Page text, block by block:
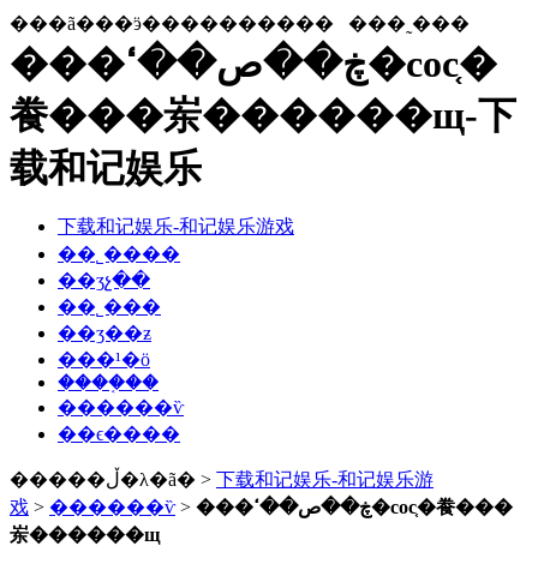
���ã���ӭ���������� ���˷���
���ڿ��ص��ߵ�coc֤�
飬���岽������щ-下
载和记娱乐
下载和记娱乐-和记娱乐游戏
��˾����
��ʒչ��
��˾���
��ʒ��ƶ
���¹�ӧ
����֤��
������ѷ
��ϵ����
�����ڵ�λ�ã� > 下载和记娱乐-和记娱乐游
戏 > ������ѷ> ���ڿ��ص��ߵ�coc֤�飬���
岽������щ